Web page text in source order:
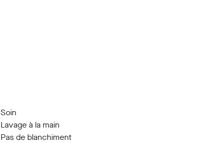
Soin
Lavage à la main
Pas de blanchiment